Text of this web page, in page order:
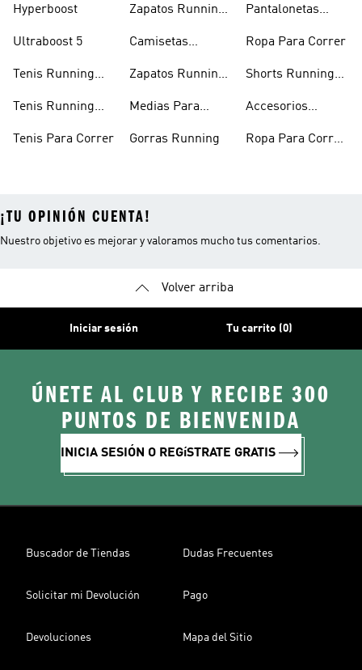
Hyperboost
Ultraboost 5
Tenis Running
Tenis Running
Tenis Para Correr
Zapatos Running
Camisetas
Zapatos Running
Medias Para
Gorras Running
Pantalonetas
Ropa Para Correr
Shorts Running
Accesorios
Ropa Para Correr
¡TU OPINIÓN CUENTA!
Nuestro objetivo es mejorar y valoramos mucho tus comentarios.
Volver arriba
Iniciar sesión Tu carrito (0)
ÚNETE AL CLUB Y RECIBE 300
PUNTOS DE BIENVENIDA
INICIA SESIÓN O REGíSTRATE GRATIS
Buscador de Tiendas Dudas Frecuentes
Solicitar mi Devolución Pago
Devoluciones Mapa del Sitio